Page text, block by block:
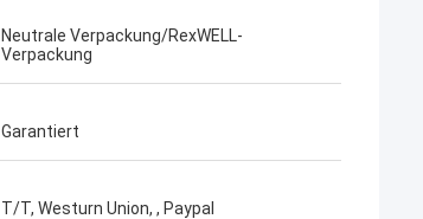
Neutrale Verpackung/RexWELL-
Verpackung
Garantiert
T/T, Westurn Union, , Paypal